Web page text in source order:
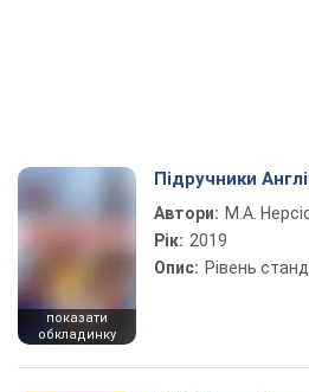
показати
обкладинку
Підручники
Автори: М.А.
Рік: 2019
Опис: Рівень